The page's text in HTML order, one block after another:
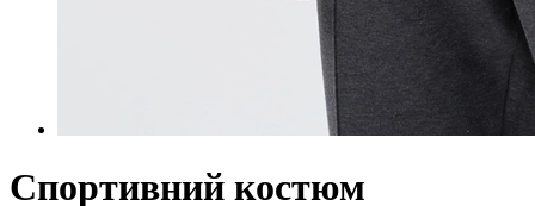
Спортивний костюм